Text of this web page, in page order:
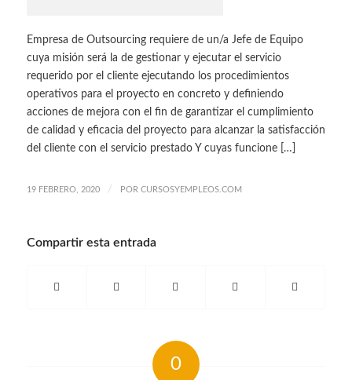
Empresa de Outsourcing requiere de un/a Jefe de Equipo
cuya misión será la de gestionar y ejecutar el servicio
requerido por el cliente ejecutando los procedimientos
operativos para el proyecto en concreto y definiendo
acciones de mejora con el fin de garantizar el cumplimiento
de calidad y eficacia del proyecto para alcanzar la satisfacción
del cliente con el servicio prestado Y cuyas funcione […]
19 FEBRERO, 2020 / POR CURSOSYEMPLEOS.COM
Compartir esta entrada
0